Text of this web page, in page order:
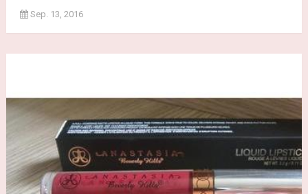
Sep. 13, 2016